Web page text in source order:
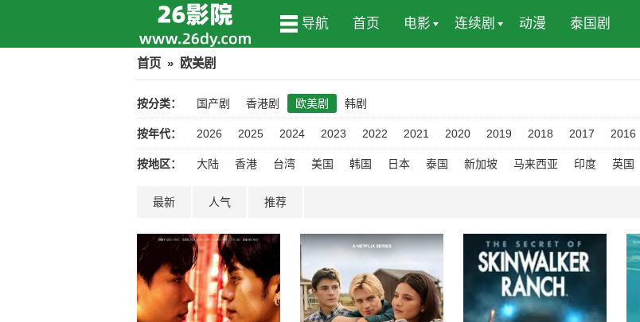
导航 首页 电影 连续剧 动漫 泰国剧
首页 » 欧美剧
按分类： 国产剧 香港剧 欧美剧 韩剧
按年代： 2026 2025 2024 2023 2022 2021 2020 2019 2018 2017 2016
按地区： 大陆 香港 台湾 美国 韩国 日本 泰国 新加坡 马来西亚 印度 英国
最新 人气 推荐